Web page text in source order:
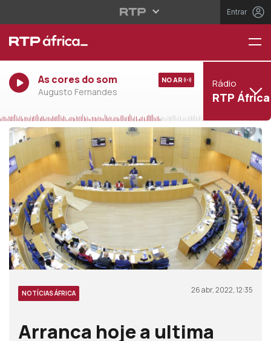
Entrar
As cores do som
Augusto Fernandes
NO AR Rádio
RTP África
NOTÍCIAS ÁFRICA 26 abr, 2022, 12:35
Arranca hoje a ultima